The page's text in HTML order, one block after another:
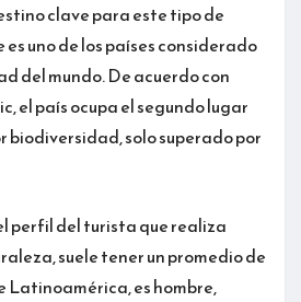
clave para este tipo de
uno de los países considerado
del mundo. De acuerdo con
el país ocupa el segundo lugar
biodiversidad, solo superado por
perfil del turista que realiza
suele tener un promedio de
Latinoamérica, es hombre,